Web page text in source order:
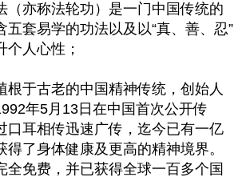
（亦称法轮功）是一门中国传统的
五套易学的功法以及以“真、善、忍”
个人心性；
根于古老的中国精神传统，创始人
年5月13日在中国首次公开传
口耳相传迅速广传，迄今已有一亿
得了身体健康及更高的精神境界。
全免费，并已获得全球一百多个国